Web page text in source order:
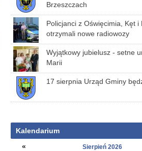
Brzeszczach
Policjanci z Oświęcimia, Kęt i
otrzymali nowe radiowozy
Wyjątkowy jubielusz - setne
Marii
17 sierpnia Urząd Gminy
Kalendarium
«
Sierpień 2026